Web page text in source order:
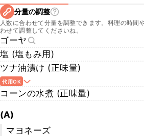
分量の調整
人数に合わせて分量を調整できます。料理の時間
わせて調整してくださいね。
ゴーヤ
塩 (塩もみ用)
ツナ油漬け (正味量)
代用OK
コーンの水煮 (正味量)
(A)
マヨネーズ